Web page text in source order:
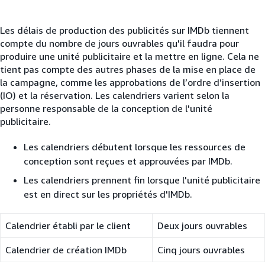
Les délais de production des publicités sur IMDb tiennent
compte du nombre de jours ouvrables qu'il faudra pour
produire une unité publicitaire et la mettre en ligne. Cela ne
tient pas compte des autres phases de la mise en place de
la campagne, comme les approbations de l’ordre d’insertion
(IO) et la réservation. Les calendriers varient selon la
personne responsable de la conception de l'unité
publicitaire.
Les calendriers débutent lorsque les ressources de
conception sont reçues et approuvées par IMDb.
Les calendriers prennent fin lorsque l'unité publicitaire
est en direct sur les propriétés d'IMDb.
Calendrier établi par le client Deux jours ouvrables
Calendrier de création IMDb Cinq jours ouvrables